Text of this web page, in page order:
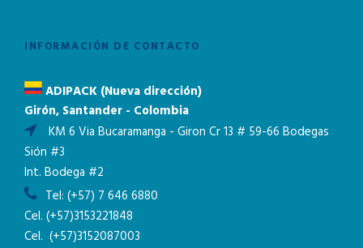
INFORMACIÓN DE CONTACTO
ADIPACK (Nueva dirección)
Girón, Santander - Colombia
KM 6 Via Bucaramanga - Giron Cr 13 # 59-66 Bodegas
Sión #3
Int. Bodega #2
Tel: (+57) 7 646 6880
Cel. (+57)3153221848
Cel. (+57)3152087003